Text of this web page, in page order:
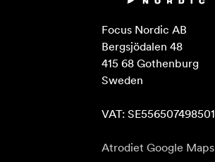
Focus Nordic AB
Bergsjödalen 48
415 68 Gothenburg
Sweden
VAT: SE556507498501
Atrodiet Google Maps